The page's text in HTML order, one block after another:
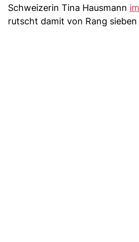
Schweizerin Tina Hausmann
rutscht damit von Rang sieben